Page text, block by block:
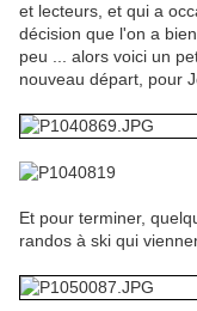
et lecteurs, et qui a
décision que l'on a
peu ... alors voici un
nouveau départ, pour
Et pour terminer,
randos à ski qui